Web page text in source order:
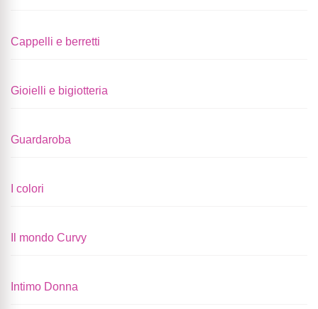
Cappelli e berretti
Gioielli e bigiotteria
Guardaroba
I colori
Il mondo Curvy
Intimo Donna